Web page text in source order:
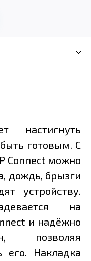
настигнуть
готовым. С
Connect можно
дождь, брызги
устройству.
на
и надёжно
позволяя
его. Накладка